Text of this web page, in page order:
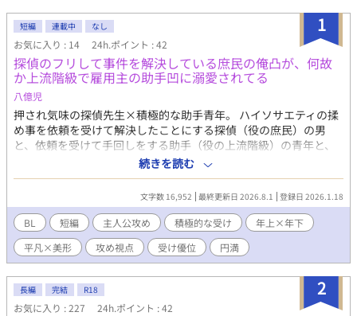
1
短編 連載中 なし
お気に入り : 14 24h.ポイント : 42
探偵のフリして事件を解決している庶民の俺凸が、何故
か上流階級で雇用主の助手凹に溺愛されてる
八億児
押され気味の探偵先生×積極的な助手青年。 ハイソサエティの揉
め事を依頼を受けて解決したことにする探偵（役の庶民）の男
と、依頼を受けて手回しをする助手（役の上流階級）の青年と、
その探偵事務所にいるメイド（に変装してる男）の話。
続きを読む
文字数 16,952 最終更新日 2026.8.1 登録日 2026.1.18
BL 短編 主人公攻め 積極的な受け
年上×年下
平凡×美形
攻め視点 受け優位 円満
2
長編 完結 R18
お気に入り : 227 24h.ポイント : 42